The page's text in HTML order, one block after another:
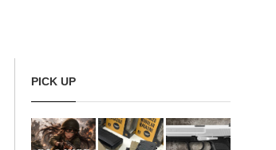
PICK UP